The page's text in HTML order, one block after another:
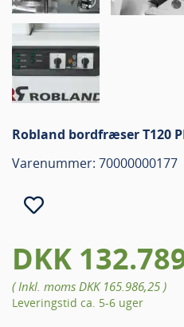
Robland bordfræser T120
Varenummer: 70000000177
DKK
( Inkl. moms DKK 165.986,25 )
Leveringstid ca. 5-6 uger